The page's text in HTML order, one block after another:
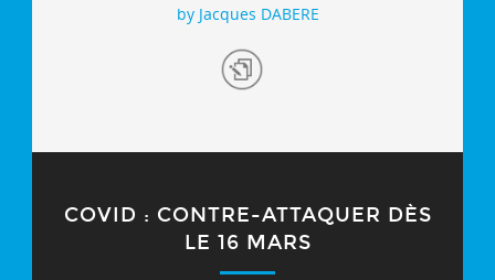
by Jacques DABERE
COVID : CONTRE-ATTAQUER DÈS
LE 16 MARS